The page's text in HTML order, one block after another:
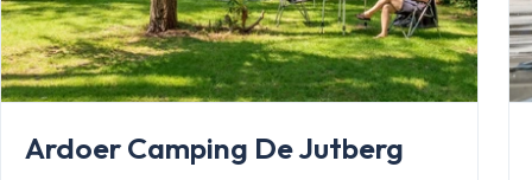
Service
Over
Onze
Ardoer Camping De Jutberg